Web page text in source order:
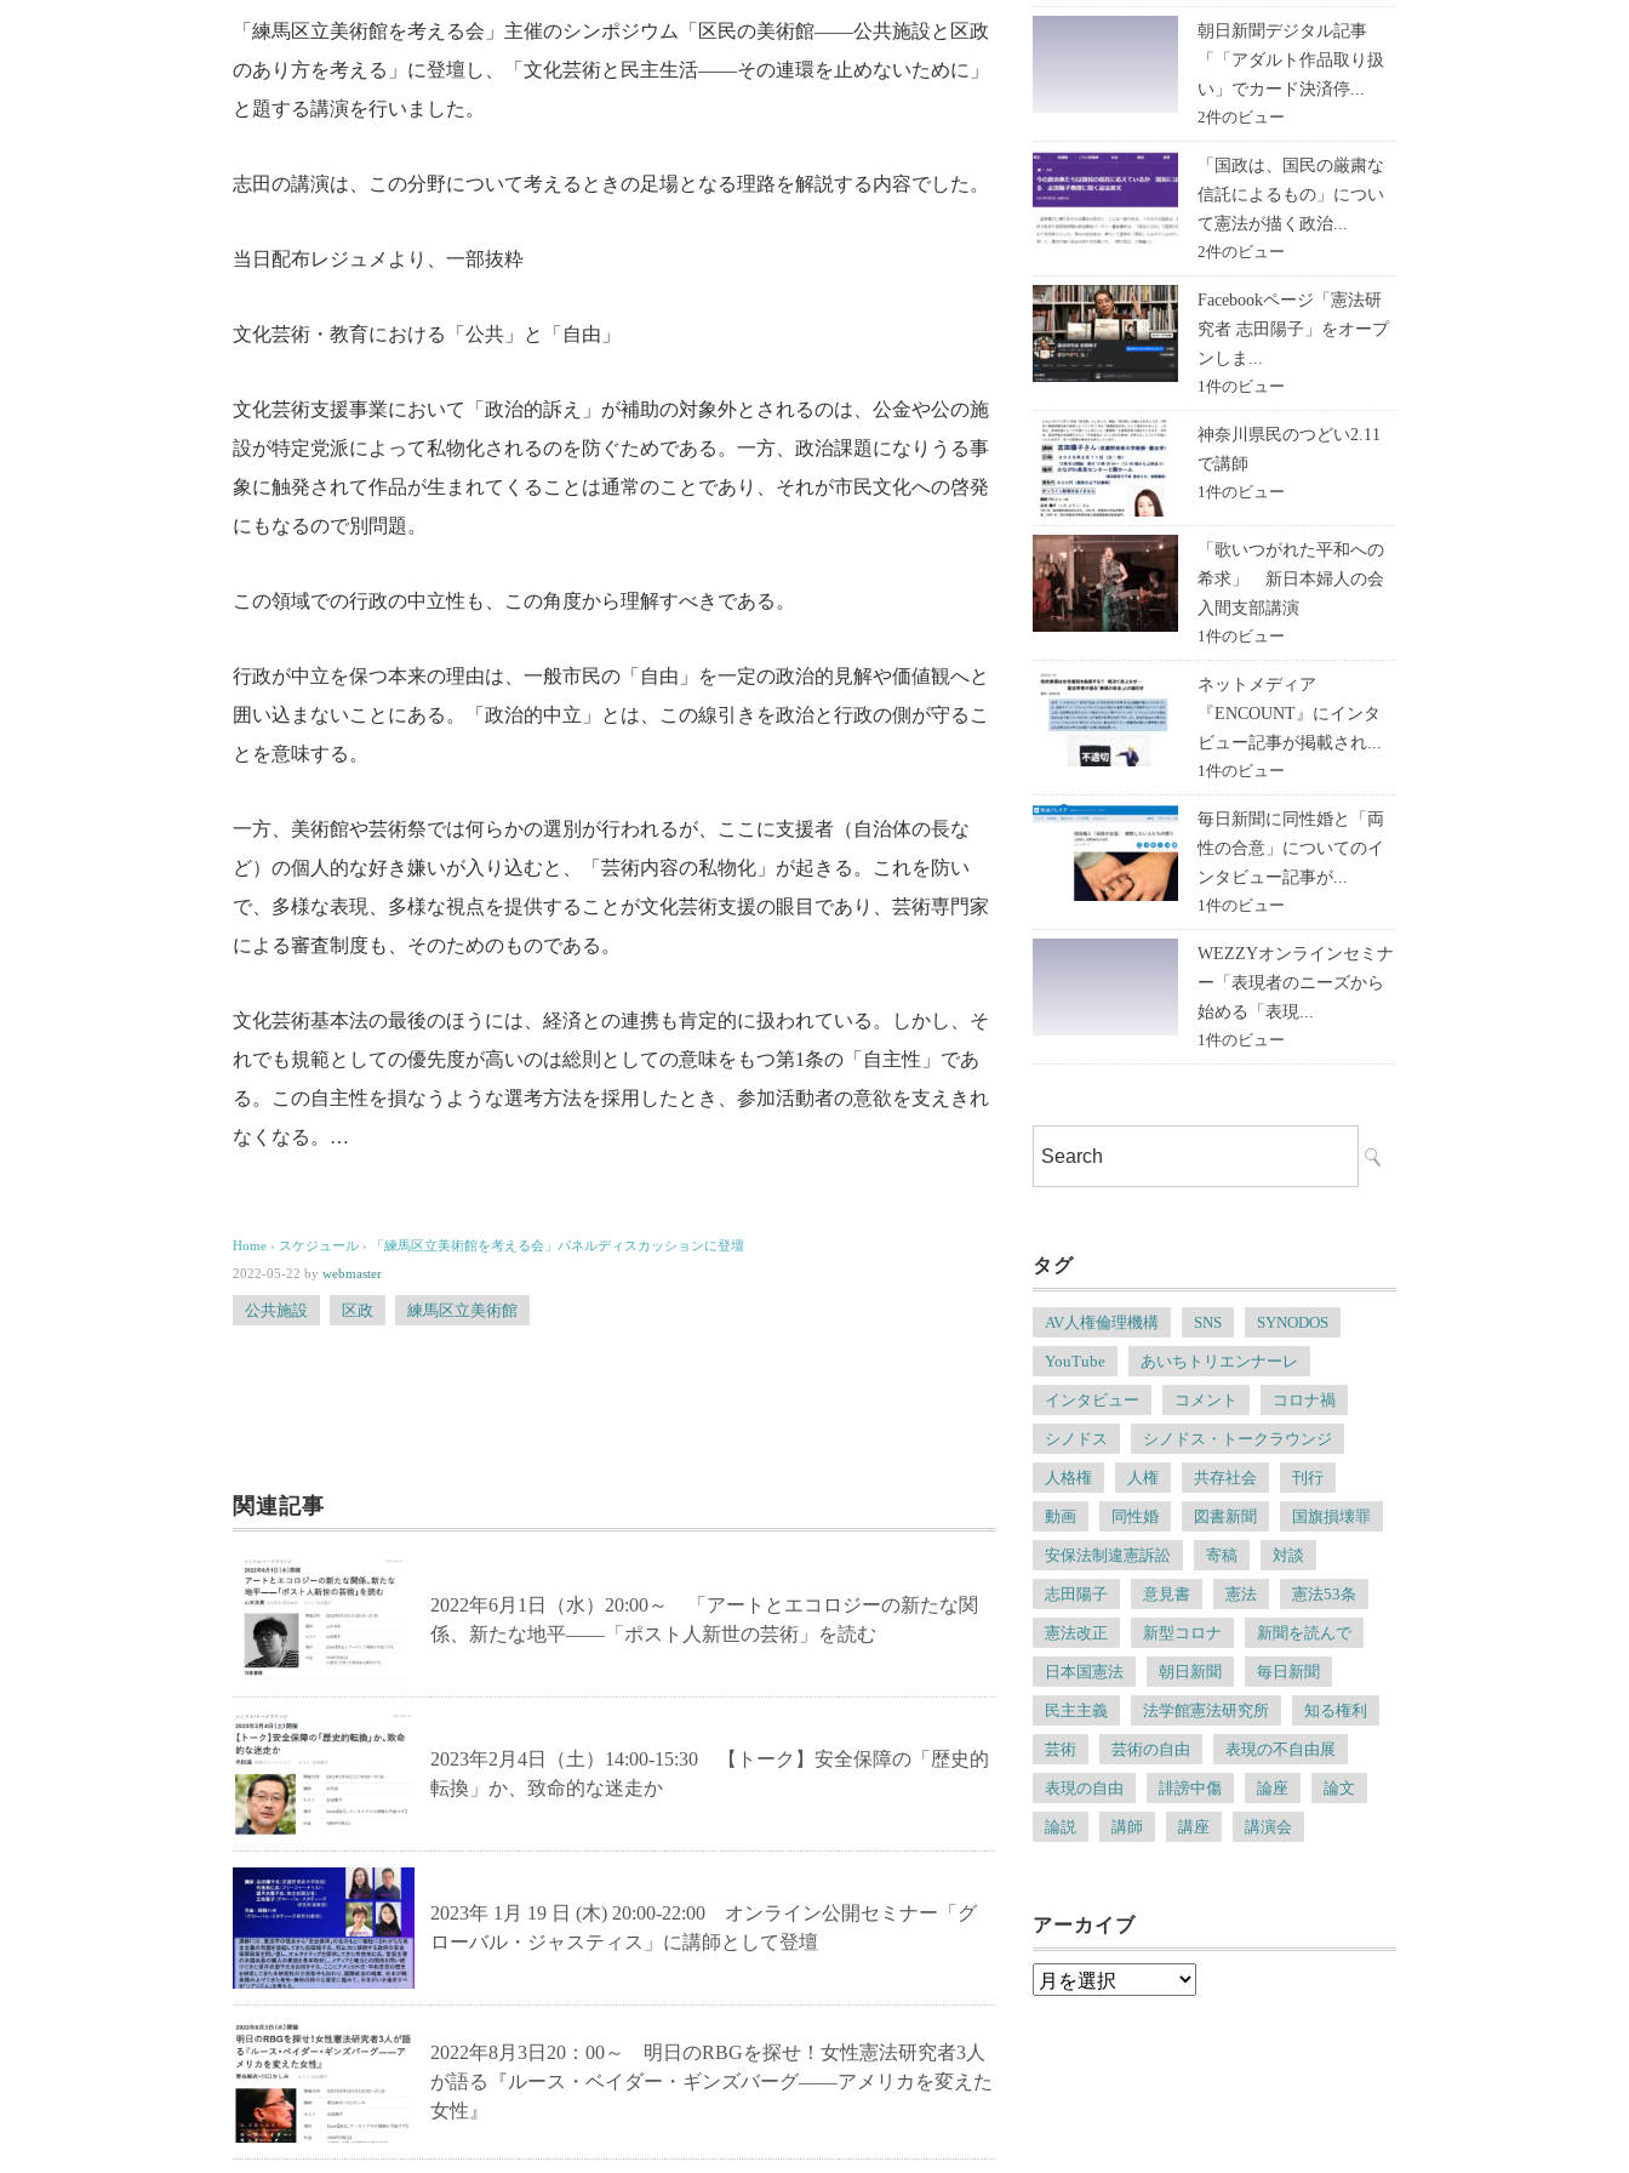
「練馬区立美術館を考える会」主催のシンポジウム「区民の美術館――公共施設と区政
のあり方を考える」に登壇し、「文化芸術と民主生活――その連環を止めないために」
と題する講演を行いました。
志田の講演は、この分野について考えるときの足場となる理路を解説する内容でした。
当日配布レジュメより、一部抜粋
文化芸術・教育における「公共」と「自由」
文化芸術支援事業において「政治的訴え」が補助の対象外とされるのは、公金や公の施
設が特定党派によって私物化されるのを防ぐためである。一方、政治課題になりうる事
象に触発されて作品が生まれてくることは通常のことであり、それが市民文化への啓発
にもなるので別問題。
この領域での行政の中立性も、この角度から理解すべきである。
行政が中立を保つ本来の理由は、一般市民の「自由」を一定の政治的見解や価値観へと
囲い込まないことにある。「政治的中立」とは、この線引きを政治と行政の側が守るこ
とを意味する。
一方、美術館や芸術祭では何らかの選別が行われるが、ここに支援者（自治体の長な
ど）の個人的な好き嫌いが入り込むと、「芸術内容の私物化」が起きる。これを防い
で、多様な表現、多様な視点を提供することが文化芸術支援の眼目であり、芸術専門家
による審査制度も、そのためのものである。
文化芸術基本法の最後のほうには、経済との連携も肯定的に扱われている。しかし、そ
れでも規範としての優先度が高いのは総則としての意味をもつ第1条の「自主性」であ
る。この自主性を損なうような選考方法を採用したとき、参加活動者の意欲を支えきれ
なくなる。…
Home › スケジュール ›
「練馬区立美術館を考える会」パネルディスカッションに登壇
2022-05-22 by webmaster
公共施設 区政 練馬区立美術館
関連記事
2022年6月1日（水）20:00～ 「アートとエコロジーの新たな関
係、新たな地平――「ポスト人新世の芸術」を読む
2023年2月4日（土）14:00-15:30 【トーク】安全保障の「歴史的
転換」か、致命的な迷走か
2023年 1月 19 日 (木) 20:00-22:00 オンライン公開セミナー「グ
ローバル・ジャスティス」に講師として登壇
2022年8月3日20：00～ 明日のRBGを探せ！女性憲法研究者3人
が語る『ルース・ベイダー・ギンズバーグ――アメリカを変えた
女性』
朝日新聞デジタル記事
「「アダルト作品取り扱
い」でカード決済停...
2件のビュー
「国政は、国民の厳粛な
信託によるもの」につい
て憲法が描く政治...
2件のビュー
Facebookページ「憲法研
究者 志田陽子」をオープ
ンしま...
1件のビュー
神奈川県民のつどい2.11
で講師
1件のビュー
「歌いつがれた平和への
希求」 新日本婦人の会
入間支部講演
1件のビュー
ネットメディア
『ENCOUNT』にインタ
ビュー記事が掲載され...
1件のビュー
毎日新聞に同性婚と「両
性の合意」についてのイ
ンタビュー記事が...
1件のビュー
WEZZYオンラインセミナ
ー「表現者のニーズから
始める「表現...
1件のビュー
タグ
AV人権倫理機構 SNS SYNODOS
YouTube あいちトリエンナーレ
インタビュー コメント コロナ禍
シノドス シノドス・トークラウンジ
人格権 人権 共存社会 刊行
動画 同性婚 図書新聞 国旗損壊罪
安保法制違憲訴訟 寄稿 対談
志田陽子 意見書 憲法 憲法53条
憲法改正 新型コロナ 新聞を読んで
日本国憲法 朝日新聞 毎日新聞
民主主義 法学館憲法研究所 知る権利
芸術 芸術の自由 表現の不自由展
表現の自由 誹謗中傷 論座 論文
論説 講師 講座 講演会
アーカイブ
ア